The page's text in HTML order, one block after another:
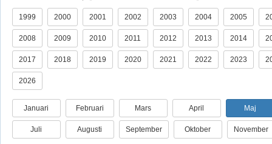
1999 2000 2001 2002 2003 2004 2005
2008 2009 2010 2011 2012 2013 2014
2017 2018 2019 2020 2021 2022 2023
2026
Januari Februari Mars April Maj
Juli Augusti September Oktober November